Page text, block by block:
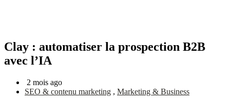
Clay : automatiser la prospection B2B
avec l’IA
2 mois ago
SEO & contenu marketing , Marketing & Business